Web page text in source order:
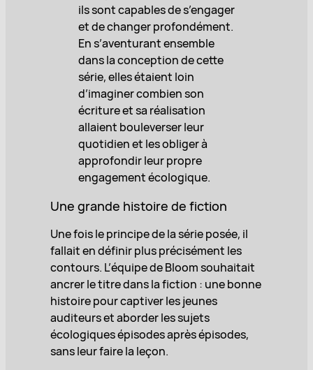
ils sont capables de s’engager
et de changer profondément.
En s’aventurant ensemble
dans la conception de cette
série, elles étaient loin
d’imaginer combien son
écriture et sa réalisation
allaient bouleverser leur
quotidien et les obliger à
approfondir leur propre
engagement écologique.
Une grande histoire de fiction
Une fois le principe de la série posée, il
fallait en définir plus précisément les
contours. L’équipe de Bloom souhaitait
ancrer le titre dans la fiction : une bonne
histoire pour captiver les jeunes
auditeurs et aborder les sujets
écologiques épisodes après épisodes,
sans leur faire la leçon.